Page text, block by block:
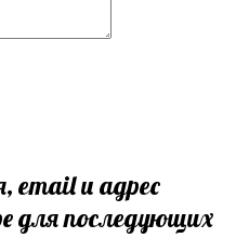
email и адрес
для последующих